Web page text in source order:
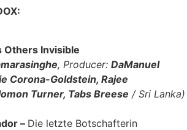
Others Invisible
, Producer: DaManuel
Corona-Goldstein, Rajee
Turner, Tabs Breese / Sri Lanka)
– Die letzte Botschafterin